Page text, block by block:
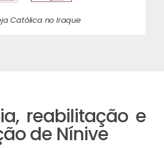
Católica no Iraque
reabilitação e
de Nínive